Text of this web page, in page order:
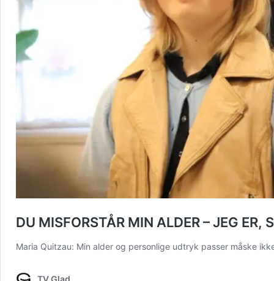
DU MISFORSTÅR MIN ALDER – JEG ER,
Maria Quitzau: Min alder og personlige udtryk passer måske
TV Glad